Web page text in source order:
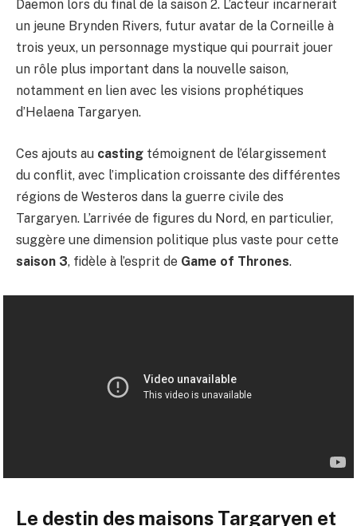
Daemon lors du final de la saison 2. L’acteur incarnerait
un jeune Brynden Rivers, futur avatar de la Corneille à
trois yeux, un personnage mystique qui pourrait jouer
un rôle plus important dans la nouvelle saison,
notamment en lien avec les visions prophétiques
d’Helaena Targaryen.
Ces ajouts au casting témoignent de l’élargissement
du conflit, avec l’implication croissante des différentes
régions de Westeros dans la guerre civile des
Targaryen. L’arrivée de figures du Nord, en particulier,
suggère une dimension politique plus vaste pour cette
saison 3, fidèle à l’esprit de Game of Thrones.
Le destin des maisons Targaryen et